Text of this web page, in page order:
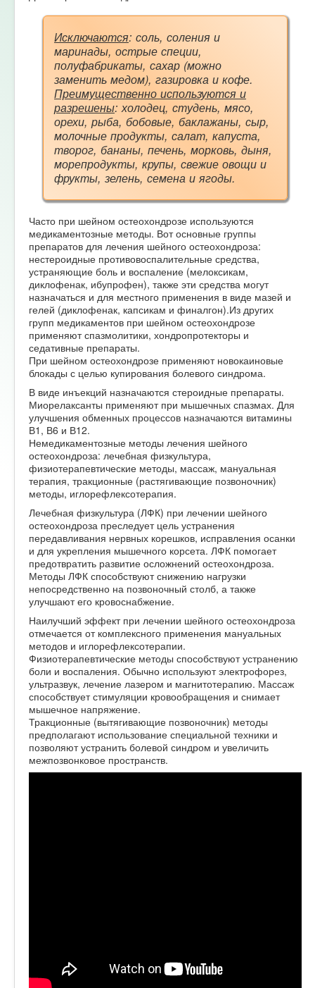
Исключаются: соль, соления и
маринады, острые специи,
полуфабрикаты, сахар (можно
заменить медом), газировка и кофе.
Преимущественно используются и
разрешены: холодец, студень, мясо,
орехи, рыба, бобовые, баклажаны, сыр,
молочные продукты, салат, капуста,
творог, бананы, печень, морковь, дыня,
морепродукты, крупы, свежие овощи и
фрукты, зелень, семена и ягоды.
Часто при шейном остеохондрозе используются
медикаментозные методы. Вот основные группы
препаратов для лечения шейного остеохондроза:
нестероидные противовоспалительные средства,
устраняющие боль и воспаление (мелоксикам,
диклофенак, ибупрофен), также эти средства могут
назначаться и для местного применения в виде мазей и
гелей (диклофенак, капсикам и финалгон).Из других
групп медикаментов при шейном остеохондрозе
применяют спазмолитики, хондропротекторы и
седативные препараты.
При шейном остеохондрозе применяют новокаиновые
блокады с целью купирования болевого синдрома.
В виде инъекций назначаются стероидные препараты.
Миорелаксанты применяют при мышечных спазмах. Для
улучшения обменных процессов назначаются витамины
В1, В6 и В12.
Немедикаментозные методы лечения шейного
остеохондроза: лечебная физкультура,
физиотерапевтические методы, массаж, мануальная
терапия, тракционные (растягивающие позвоночник)
методы, иглорефлексотерапия.
Лечебная физкультура (ЛФК) при лечении шейного
остеохондроза преследует цель устранения
передавливания нервных корешков, исправления осанки
и для укрепления мышечного корсета. ЛФК помогает
предотвратить развитие осложнений остеохондроза.
Методы ЛФК способствуют снижению нагрузки
непосредственно на позвоночный столб, а также
улучшают его кровоснабжение.
Наилучший эффект при лечении шейного остеохондроза
отмечается от комплексного применения мануальных
методов и иглорефлексотерапии.
Физиотерапевтические методы способствуют устранению
боли и воспаления. Обычно используют электрофорез,
ультразвук, лечение лазером и магнитотерапию. Массаж
способствует стимуляции кровообращения и снимает
мышечное напряжение.
Тракционные (вытягивающие позвоночник) методы
предполагают использование специальной техники и
позволяют устранить болевой синдром и увеличить
межпозвонковое пространств.